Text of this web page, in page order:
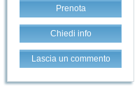
Prenota
Chiedi info
Lascia un commento